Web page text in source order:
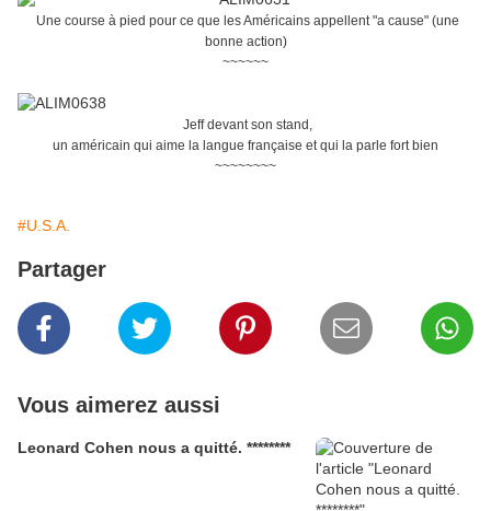
Une course à pied pour ce que les Américains appellent "a cause" (une
bonne action)
~~~~~~
Jeff devant son stand,
un américain qui aime la langue française et qui la parle fort bien
~~~~~~~~
#U.S.A.
Partager
Vous aimerez aussi
Leonard Cohen nous a quitté. ********